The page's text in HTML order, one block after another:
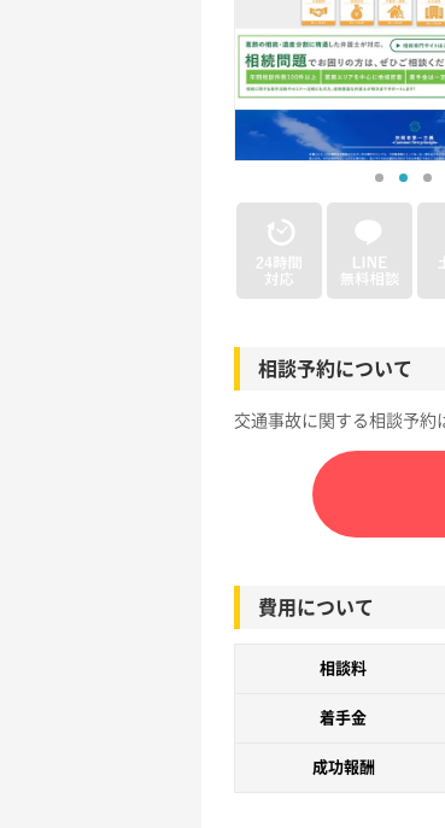
相談予約について
交通事故に関する相談予約
費用について
相談料
着手金
成功報酬